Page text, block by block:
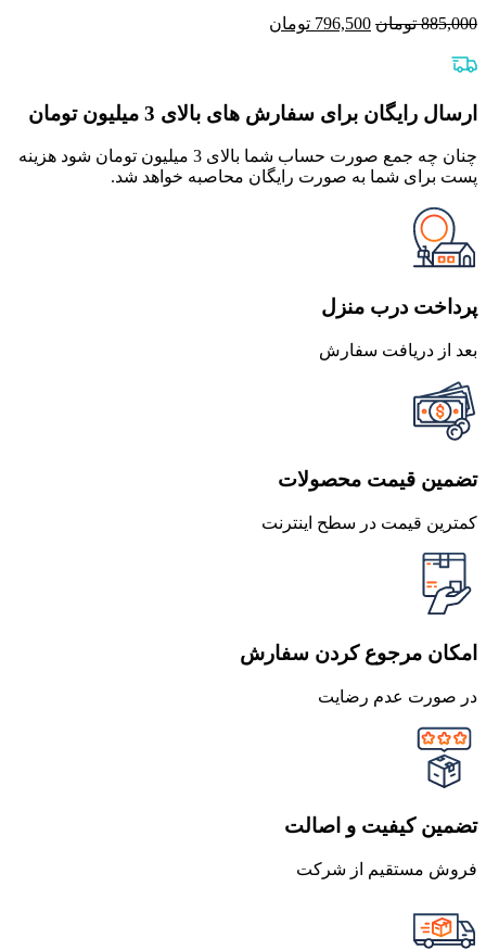
885,000 تومان قیمت
796,500 تومان
ارسال رایگان برای سفارش های بالای 3 میلیون تومان
چنان چه جمع صورت حساب شما بالای 3 میلیون تومان شود هزینه
پست برای شما به صورت رایگان محاصبه خواهد شد.
پرداخت درب منزل
بعد از دریافت سفارش
تضمین قیمت محصولات
کمترین قیمت در سطح اینترنت
امکان مرجوع کردن سفارش
در صورت عدم رضایت
تضمین کیفیت و اصالت
فروش مستقیم از شرکت